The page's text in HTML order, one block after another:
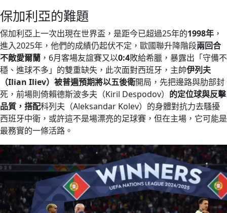
保加利亞的難題
保加利亞上一次出現在世界盃，是距今已超過25年的1998年 ，
進入2025年，他們的成績仍起伏不定，歐國聯升降階段兩回合
不敵愛爾蘭 ，6月客場友誼賽又以0:4敗給希臘，暴露出「守備不
穩、進球不多」的雙重缺失，此次面對西班牙，主帥伊列夫
（Ilian Iliev） 被普遍預期將以五後衛開局，先把邊路與肋部封
死，前場則倚賴德斯波多夫（Kiril Despodov） 的定位球與反擊
品質，搭配科列夫（Aleksandar Kolev）的身體對抗力去騷擾
西班牙中衛，或許這不是場漂亮的足球賽，但在主場，它可能是
最務實的一條活路。